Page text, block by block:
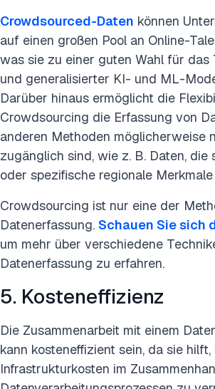
Crowdsourced-Daten können
auf einen großen Pool an Online-
was sie zu einer guten Wahl für das
und generalisierter KI- und ML-
Darüber hinaus ermöglicht die
Crowdsourcing die Erfassung von
anderen Methoden möglicherweise
zugänglich sind, wie z. B. Daten, die
oder spezifische regionale
Crowdsourcing ist nur eine der
Datenerfassung. Schauen Sie sich
um mehr über verschiedene
Datenerfassung zu erfahren.
5. Kosteneffizienz
Die Zusammenarbeit mit einem
kann kosteneffizient sein, da sie hilft,
Infrastrukturkosten im